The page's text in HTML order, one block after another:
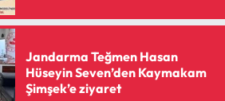
Jandarma Teğmen Hasan
Hüseyin Seven’den Kaymakam
Şimşek’e ziyaret